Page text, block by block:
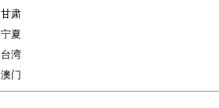
甘肃
宁夏
台湾
澳门